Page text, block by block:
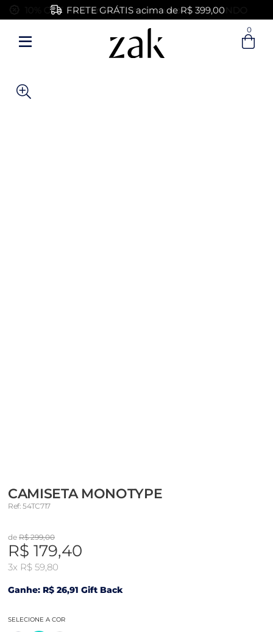
Entre com email ou cpf/cnpj
FRETE GRÁTIS acima de R$ 399,00
0
CAMISETA MONOTYPE
Ref: 54TC717
de R$ 299,00
R$ 179,40
3x R$ 59,80
Ganhe: R$ 26,91 Gift Back
SELECIONE A COR